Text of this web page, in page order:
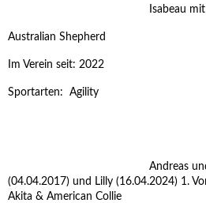
Isabeau
Australian Shepherd
Im Verein seit: 2022
Sportarten: Agility
Andreas
(04.04.2017) und Lilly (16.04.2024) 1.
Akita & American Collie